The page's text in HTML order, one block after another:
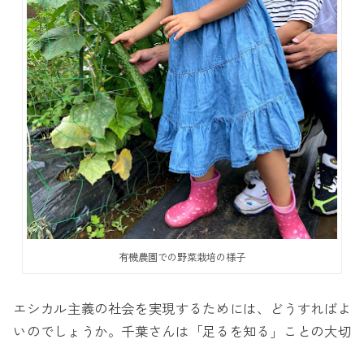
有機農園での野菜栽培の様子
エシカル主義の社会を実現するためには、どうすればよ
いのでしょうか。千葉さんは「足るを知る」ことの大切